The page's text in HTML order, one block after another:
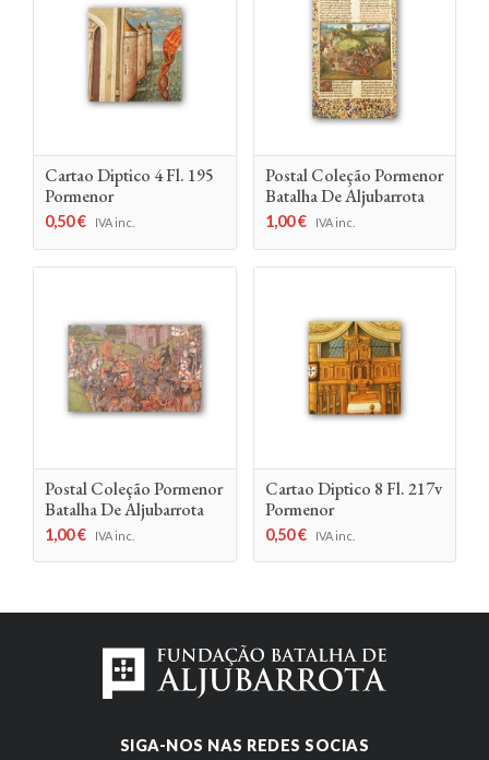
Cartao Diptico 4 Fl. 195
Pormenor
0,50€ IVA inc.
Postal Coleção Pormenor
Batalha De Aljubarrota
1,00€ IVA inc.
Postal Coleção Pormenor
Batalha De Aljubarrota
1,00€ IVA inc.
Cartao Diptico 8 Fl. 217v
Pormenor
0,50€ IVA inc.
SIGA-NOS NAS REDES SOCIAS